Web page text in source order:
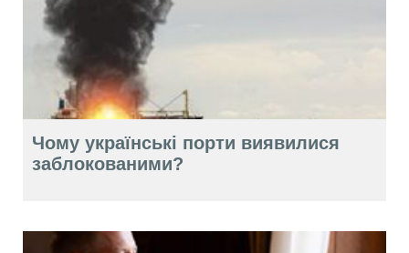
Чому українські порти виявилися
заблокованими?